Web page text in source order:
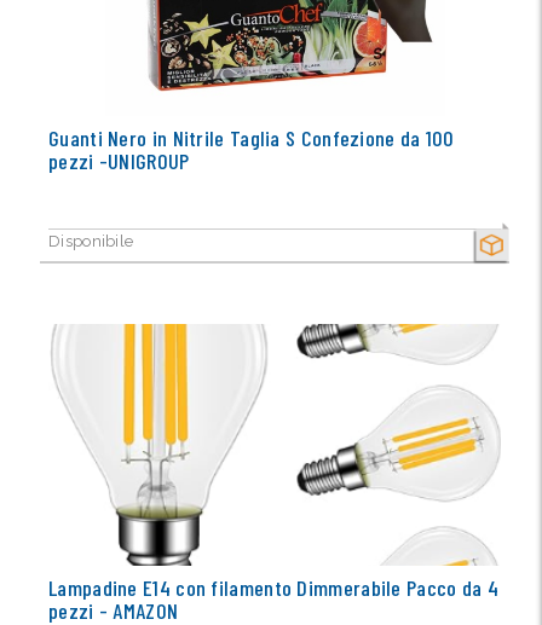
SECCO
Guanti Nero in Nitrile Taglia S Confezione da 100
pezzi -UNIGROUP
Disponibile
Lampadine E14 con filamento Dimmerabile Pacco da 4
pezzi - AMAZON